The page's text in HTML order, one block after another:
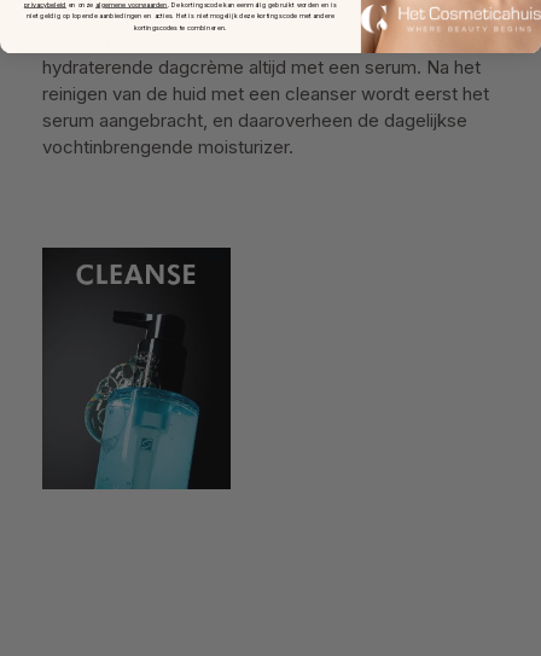
SkinCeuticals combineert het gebruik van een heerlijke
hydraterende dagcrème altijd met een serum. Na het
reinigen van de huid met een cleanser wordt eerst het
serum aangebracht, en daaroverheen de dagelijkse
vochtinbrengende moisturizer.
privacybeleid en onze algemene voorwaarden .De kortingscode kan eenmalig gebruikt worden en is
niet geldig op lopende aanbiedingen en acties. Het is niet mogelijk deze kortingscode met andere
kortingscodes te combineren.